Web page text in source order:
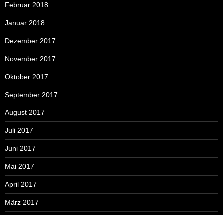
Februar 2018
Januar 2018
Dezember 2017
November 2017
Oktober 2017
September 2017
August 2017
Juli 2017
Juni 2017
Mai 2017
April 2017
März 2017